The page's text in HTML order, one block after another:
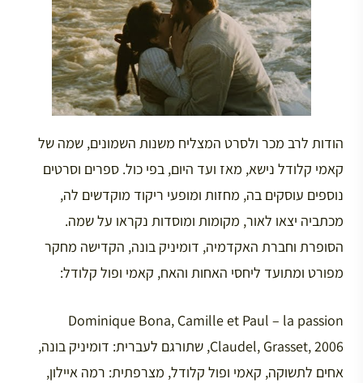
הודות לרב מכר ולסרט המצליח משנות השמונים, שמה של
קאמי קלודל נישא, מאז ועד היום, בפי כול. ספרים וסרטים
נוספים עוסקים בה, מחזות ומופעי ריקוד מוקדשים לה,
מכתביה יצאו לאור, מקומות ומוסדות נקראו על שמה.
הסופרת וחברת האקדמיה, דומיניק בונה, הקדישה מחקר
מפורט ומתועד ליחסי האחות והאח, קאמי ופול קלודל:
Dominique Bona, Camille et Paul – la passion
Claudel, Grasset, 2006, שתורגם לעברית: דומיניק בונה,
אחים לתשוקה, קאמי ופול קלודל, מצרפתית: רמה איילון,